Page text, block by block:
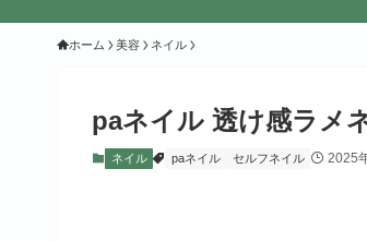
ホーム 美容 ネイル
paネイル 透け感ラメ
ネイル paネイル セルフネイル 2025